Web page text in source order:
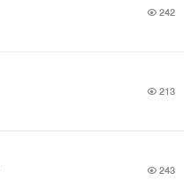
242
213
243